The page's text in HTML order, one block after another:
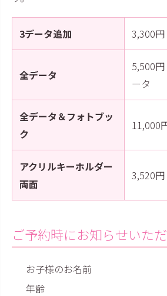
3データ追加 3,300円
全データ
5,500
ータ
全データ＆フォトブッ
ク
11,000
アクリルキーホルダー
両面
3,520円
ご予約時にお知らせいた
お子様のお名前
年齢